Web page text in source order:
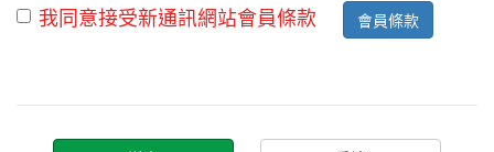
我同意接受新通訊網站會員條款
會員條款